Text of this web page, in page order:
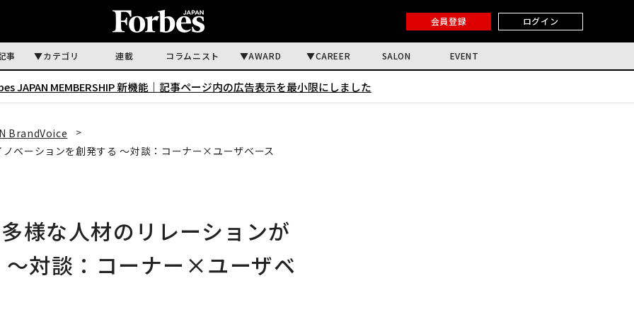
会員登録 ログイン
事 カテゴリ 連載 コラムニスト AWARD CAREER SALON EVENT
JAPAN MEMBERSHIP 新機能｜ 記事ページ内の広告表示を最小限にしました
BrandVoice
ベーションを創発する 〜対談：コーナー×ユーザベース
様な人材のリレーションが
対談：コーナー×ユーザベ